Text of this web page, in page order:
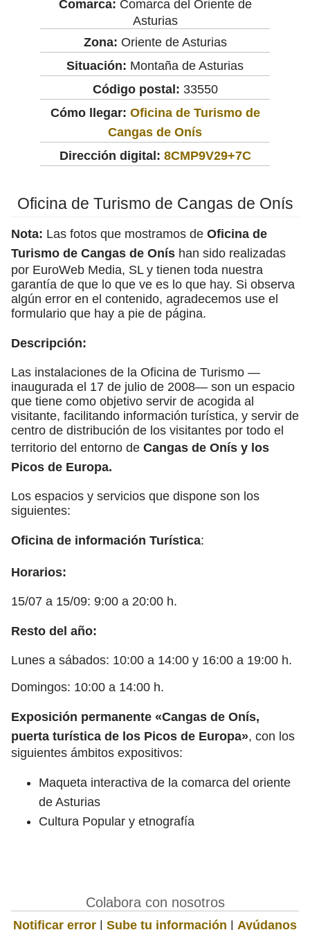
Comarca: Comarca del Oriente de
Asturias
Zona: Oriente de Asturias
Situación: Montaña de Asturias
Código postal: 33550
Cómo llegar: Oficina de Turismo de
Cangas de Onís
Dirección digital: 8CMP9V29+7C
Oficina de Turismo de Cangas de Onís
Nota: Las fotos que mostramos de Oficina de
Turismo de Cangas de Onís han sido realizadas
por EuroWeb Media, SL y tienen toda nuestra
garantía de que lo que ve es lo que hay. Si observa
algún error en el contenido, agradecemos use el
formulario que hay a pie de página.
Descripción:
Las instalaciones de la Oficina de Turismo —
inaugurada el 17 de julio de 2008— son un espacio
que tiene como objetivo servir de acogida al
visitante, facilitando información turística, y servir de
centro de distribución de los visitantes por todo el
territorio del entorno de Cangas de Onís y los
Picos de Europa.
Los espacios y servicios que dispone son los
siguientes:
Oficina de información Turística:
Horarios:
15/07 a 15/09: 9:00 a 20:00 h.
Resto del año:
Lunes a sábados: 10:00 a 14:00 y 16:00 a 19:00 h.
Domingos: 10:00 a 14:00 h.
Exposición permanente «Cangas de Onís,
puerta turística de los Picos de Europa», con los
siguientes ámbitos expositivos:
Maqueta interactiva de la comarca del oriente
de Asturias
Cultura Popular y etnografía
Colabora con nosotros
Notificar error | Sube tu información | Ayúdanos